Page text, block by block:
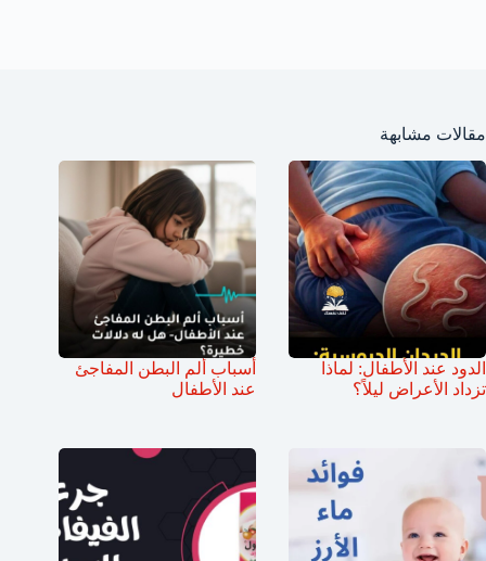
مقالات مشابهة
الدود عند الأطفال: لماذا
تزداد الأعراض ليلاً؟
أسباب ألم البطن المفاجئ
عند الأطفال